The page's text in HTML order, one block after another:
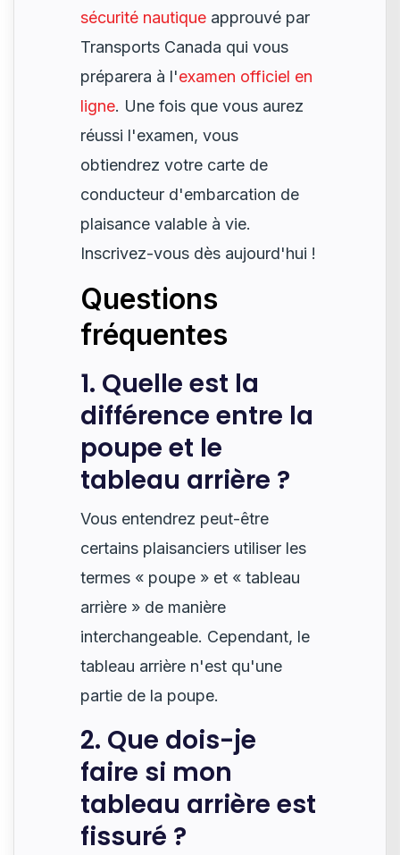
sécurité nautique approuvé par
Transports Canada qui vous
préparera à l'examen officiel en
ligne. Une fois que vous aurez
réussi l'examen, vous
obtiendrez votre carte de
conducteur d'embarcation de
plaisance valable à vie.
Inscrivez-vous dès aujourd'hui !
Questions
fréquentes
1. Quelle est la
différence entre la
poupe et le
tableau arrière ?
Vous entendrez peut-être
certains plaisanciers utiliser les
termes « poupe » et « tableau
arrière » de manière
interchangeable. Cependant, le
tableau arrière n'est qu'une
partie de la poupe.
2. Que dois-je
faire si mon
tableau arrière est
fissuré ?